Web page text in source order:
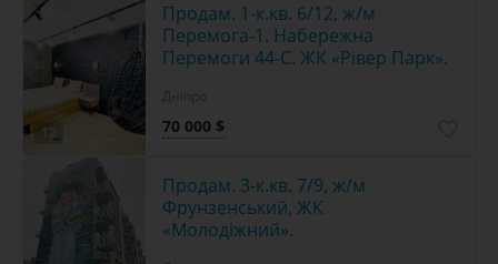
12
Продам. 1-к.кв. 6/12, ж/м
Перемога-1. Набережна
Перемоги 44-С. ЖК «Рівер Парк».
70 000 $
Продам. 3-к.кв. 7/9, ж/м
Фрунзенський, ЖК
«Молодіжний».